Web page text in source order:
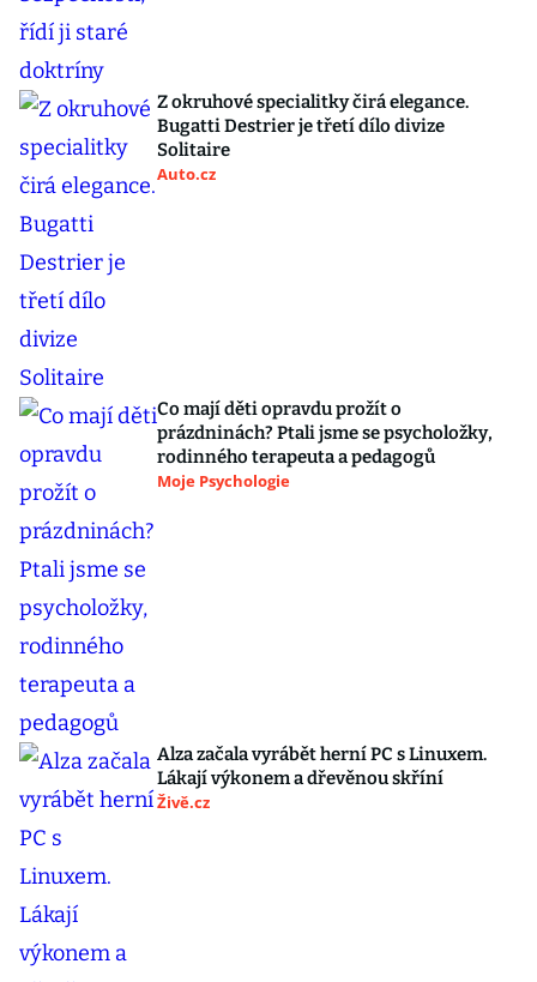
Z okruhové specialitky čirá elegance.
Bugatti Destrier je třetí dílo divize
Solitaire
Auto.cz
Co mají děti opravdu prožít o
prázdninách? Ptali jsme se psycholožky,
rodinného terapeuta a pedagogů
Moje Psychologie
Alza začala vyrábět herní PC s Linuxem.
Lákají výkonem a dřevěnou skříní
Živě.cz